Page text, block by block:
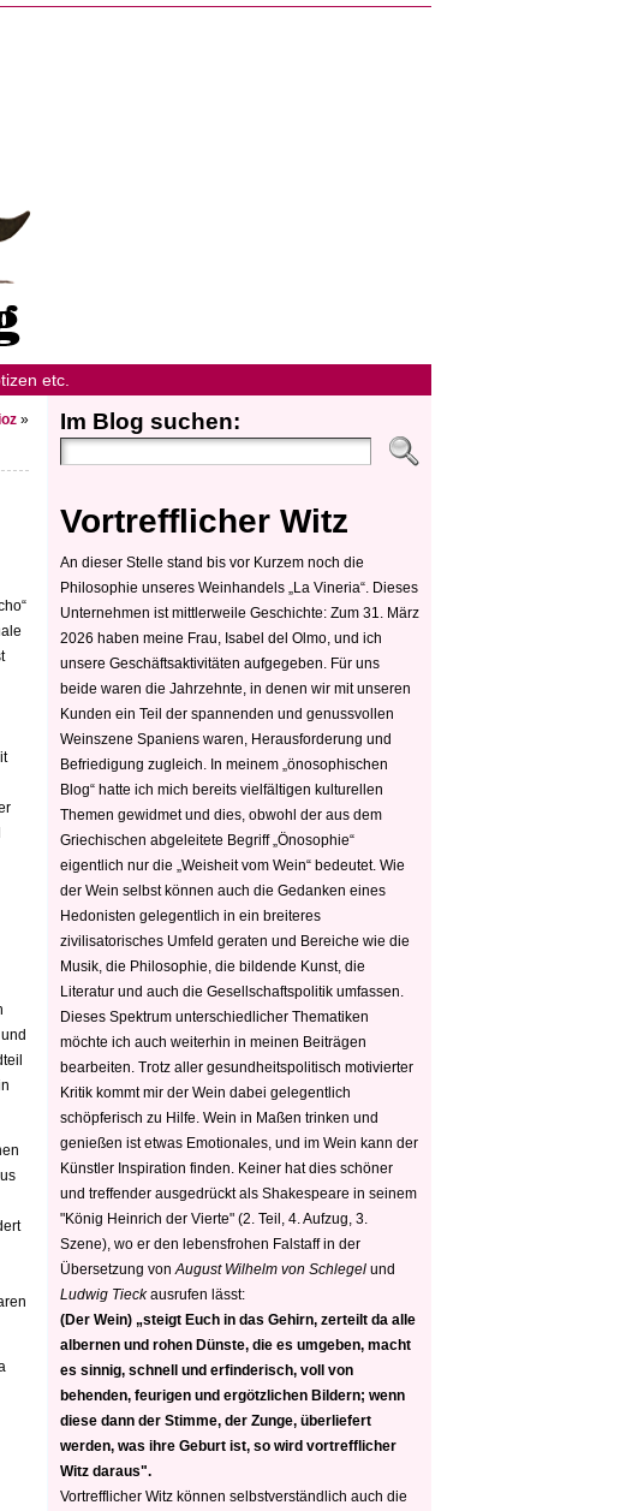
etc.
» Im Blog suchen:
Vortrefflicher Witz
An dieser Stelle stand bis vor Kurzem noch die
Philosophie unseres Weinhandels „La Vineria“. Dieses
Unternehmen ist mittlerweile Geschichte: Zum 31. März
2026 haben meine Frau, Isabel del Olmo, und ich
unsere Geschäftsaktivitäten aufgegeben. Für uns
beide waren die Jahrzehnte, in denen wir mit unseren
Kunden ein Teil der spannenden und genussvollen
Weinszene Spaniens waren, Herausforderung und
Befriedigung zugleich. In meinem „önosophischen
Blog“ hatte ich mich bereits vielfältigen kulturellen
Themen gewidmet und dies, obwohl der aus dem
Griechischen abgeleitete Begriff „Önosophie“
eigentlich nur die „Weisheit vom Wein“ bedeutet. Wie
der Wein selbst können auch die Gedanken eines
Hedonisten gelegentlich in ein breiteres
zivilisatorisches Umfeld geraten und Bereiche wie die
Musik, die Philosophie, die bildende Kunst, die
Literatur und auch die Gesellschaftspolitik umfassen.
Dieses Spektrum unterschiedlicher Thematiken
möchte ich auch weiterhin in meinen Beiträgen
bearbeiten. Trotz aller gesundheitspolitisch motivierter
Kritik kommt mir der Wein dabei gelegentlich
schöpferisch zu Hilfe. Wein in Maßen trinken und
genießen ist etwas Emotionales, und im Wein kann der
Künstler Inspiration finden. Keiner hat dies schöner
und treffender ausgedrückt als Shakespeare in seinem
"König Heinrich der Vierte" (2. Teil, 4. Aufzug, 3.
Szene), wo er den lebensfrohen Falstaff in der
Übersetzung von August Wilhelm von Schlegel und
Ludwig Tieckausrufen lässt:
(Der Wein) „steigt Euch in das Gehirn, zerteilt da alle
albernen und rohen Dünste, die es umgeben, macht
es sinnig, schnell und erfinderisch, voll von
behenden, feurigen und ergötzlichen Bildern; wenn
diese dann der Stimme, der Zunge, überliefert
werden, was ihre Geburt ist, so wird vortrefflicher
Witz daraus".
Vortrefflicher Witz können selbstverständlich auch die